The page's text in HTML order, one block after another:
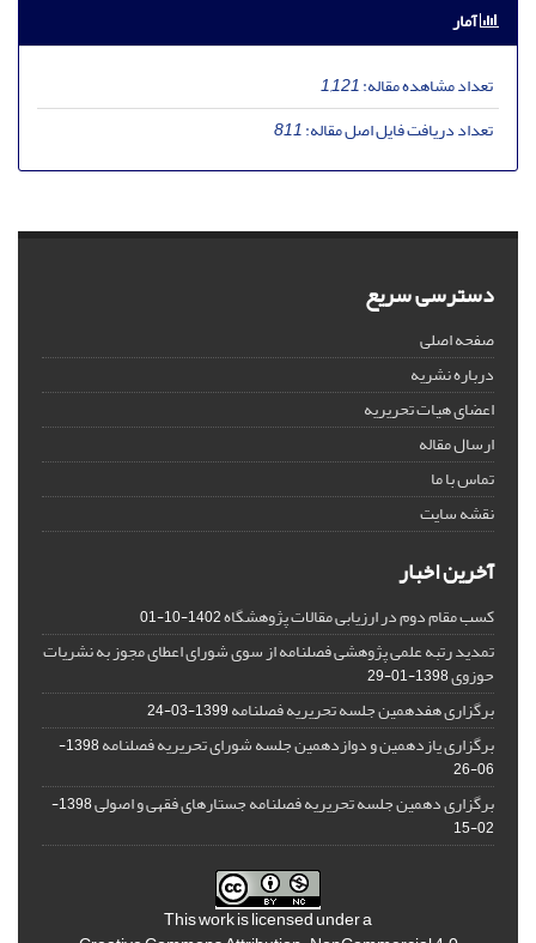
آمار
تعداد مشاهده مقاله:1,121
تعداد دریافت فایل اصل مقاله:811
دسترسی سریع
صفحه اصلی
درباره نشریه
اعضای هیات تحریریه
ارسال مقاله
تماس با ما
نقشه سایت
آخرین اخبار
کسب مقام دوم در ارزیابی مقالات پژوهشگاه1402-10-01
تمدید رتبه علمی پژوهشی فصلنامه از سوی شورای اعطای مجوز به نشریات
حوزوی1398-01-29
برگزاری هفدهمین جلسه تحریریه فصلنامه1399-03-24
برگزاری یازدهمین و دوازدهمین جلسه شورای تحریریه فصلنامه
1398-
06-26
برگزاری دهمین جلسه تحریریه فصلنامه جستارهای فقهی و اصولی
1398-
02-15
This work is licensed under a